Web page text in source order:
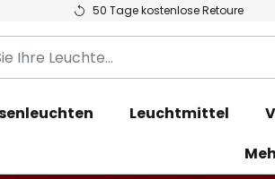
50 Tage kostenlose Retoure
Leuchtmittel